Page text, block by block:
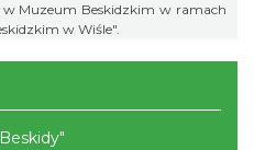
Muzeum Beskidzkim w ramach
w Wiśle".